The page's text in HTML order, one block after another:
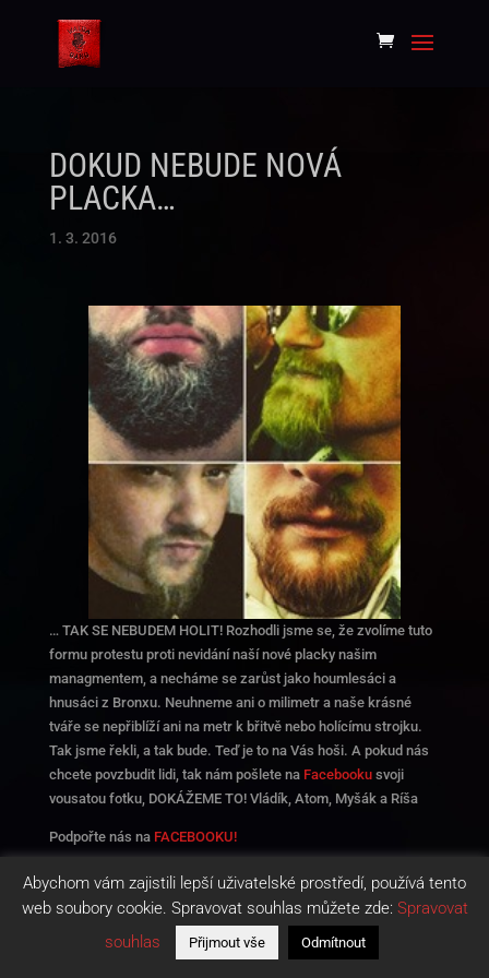
DOKUD NEBUDE NOVÁ
PLACKA…
1. 3. 2016
… TAK SE NEBUDEM HOLIT! Rozhodli jsme se, že zvolíme tuto
formu protestu proti nevidání naší nové placky našim
managmentem, a necháme se zarůst jako houmlesáci a
hnusáci z Bronxu. Neuhneme ani o milimetr a naše krásné
tváře se nepřiblíží ani na metr k břitvě nebo holícímu strojku.
Tak jsme řekli, a tak bude. Teď je to na Vás hoši. A pokud nás
chcete povzbudit lidi, tak nám pošlete na Facebookusvoji
vousatou fotku, DOKÁŽEME TO! Vládík, Atom, Myšák a Ríša
Podpořte nás na FACEBOOKU!
Abychom vám zajistili lepší uživatelské prostředí, používá tento
web soubory cookie. Spravovat souhlas můžete zde: Spravovat
souhlas
Přijmout vše Odmítnout